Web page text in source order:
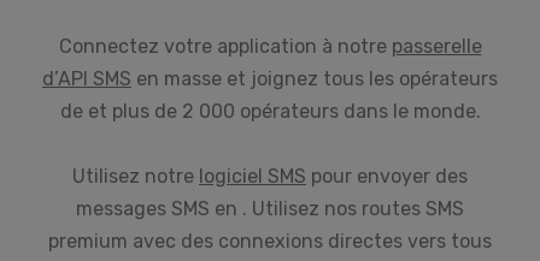
Connectez votre application à notre passerelle
d’API SMS en masse et joignez tous les opérateurs
de et plus de 2 000 opérateurs dans le monde.
Utilisez notre logiciel SMS pour envoyer des
messages SMS en . Utilisez nos routes SMS
premium avec des connexions directes vers tous